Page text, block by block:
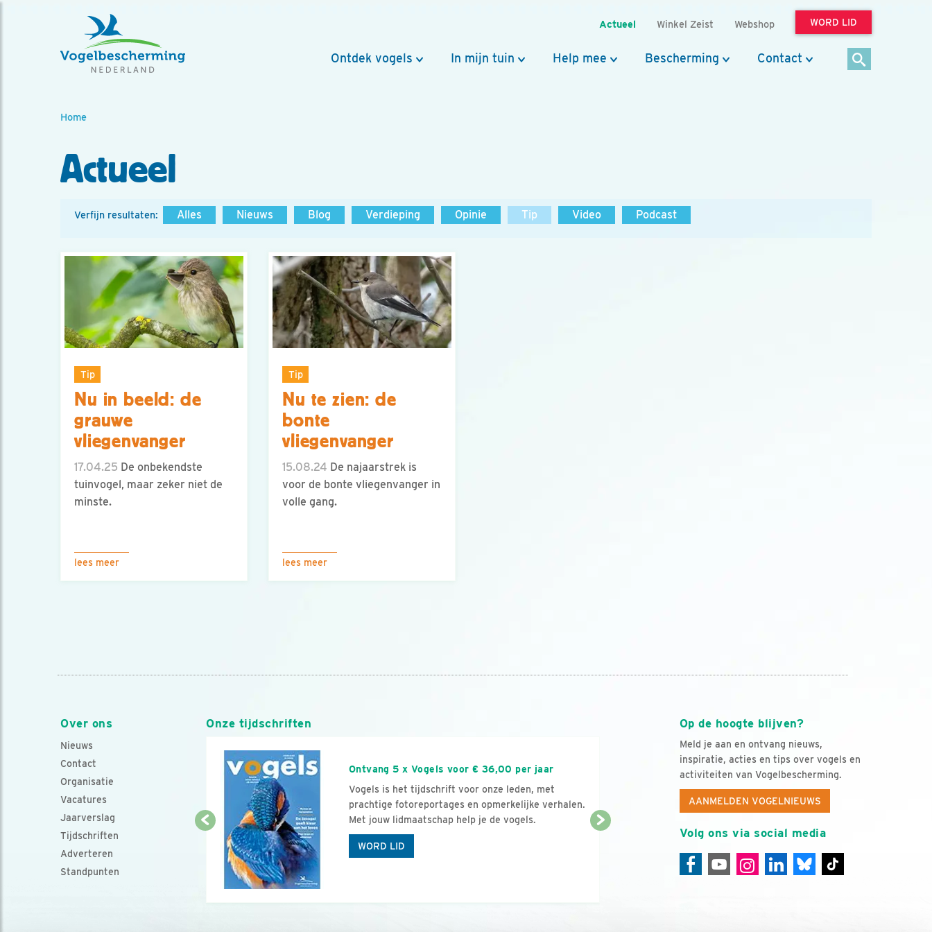
Actueel Winkel Zeist Webshop WORD LID
Ontdek vogels In mijn tuin Help mee Bescherming Contact
Home
Actueel
Verfijn resultaten: Alles Nieuws Blog Verdieping Opinie Tip Video Podcast
Tip
Nu in beeld: de
grauwe
vliegenvanger
17.04.25 De onbekendste
tuinvogel, maar zeker niet de
minste.
lees meer
Tip
Nu te zien: de
bonte
vliegenvanger
15.08.24 De najaarstrek is
voor de bonte vliegenvanger in
volle gang.
lees meer
Over ons
Nieuws
Contact
Organisatie
Vacatures
Jaarverslag
Tijdschriften
Adverteren
Standpunten
Op de hoogte blijven?
Meld je aan en ontvang nieuws,
inspiratie, acties en tips over vogels en
activiteiten van Vogelbescherming.
AANMELDEN VOGELNIEUWS
Volg ons via social media
Onze tijdschriften
Ontvang 5 x Vogels voor € 36,00 per jaar
Vogels is het tijdschrift voor onze leden, met
prachtige fotoreportages en opmerkelijke verhalen.
Met jouw lidmaatschap help je de vogels.
WORD LID